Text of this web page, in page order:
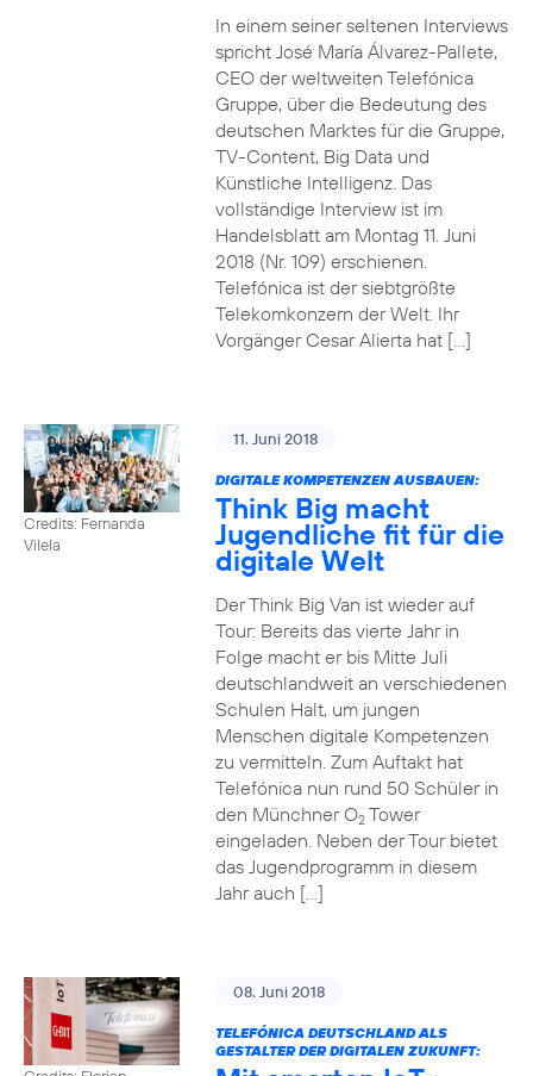
In einem seiner seltenen Interviews
spricht José María Álvarez-Pallete,
CEO der weltweiten Telefónica
Gruppe, über die Bedeutung des
deutschen Marktes für die Gruppe,
TV-Content, Big Data und
Künstliche Intelligenz. Das
vollständige Interview ist im
Handelsblatt am Montag 11. Juni
2018 (Nr. 109) erschienen.
Telefónica ist der siebtgrößte
Telekomkonzern der Welt. Ihr
Vorgänger Cesar Alierta hat […]
Credits: Fernanda
Vilela
11. Juni 2018
DIGITALE KOMPETENZEN AUSBAUEN:
Think Big macht
Jugendliche fit für die
digitale Welt
Der Think Big Van ist wieder auf
Tour: Bereits das vierte Jahr in
Folge macht er bis Mitte Juli
deutschlandweit an verschiedenen
Schulen Halt, um jungen
Menschen digitale Kompetenzen
zu vermitteln. Zum Auftakt hat
Telefónica nun rund 50 Schüler in
den Münchner O2Tower
eingeladen. Neben der Tour bietet
das Jugendprogramm in diesem
Jahr auch […]
08. Juni 2018
TELEFÓNICA DEUTSCHLAND ALS
GESTALTER DER DIGITALEN ZUKUNFT: